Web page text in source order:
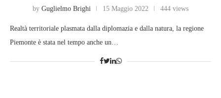
by Guglielmo Brighi 15 Maggio 2022 444 views
Realtà territoriale plasmata dalla diplomazia e dalla natura, la regione
Piemonte è stata nel tempo anche un…